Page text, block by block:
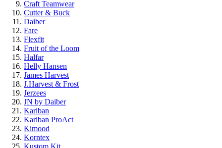
Craft Teamwear
Cutter & Buck
Daiber
Fare
Flexfit
Fruit of the Loom
Halfar
Helly Hansen
James Harvest
J.Harvest & Frost
Jerzees
JN by Daiber
Kariban
Kariban ProAct
Kimood
Korntex
Kustom Kit